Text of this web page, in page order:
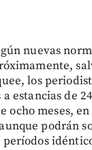
nuevas
los
estancias de
ocho meses,
podrán